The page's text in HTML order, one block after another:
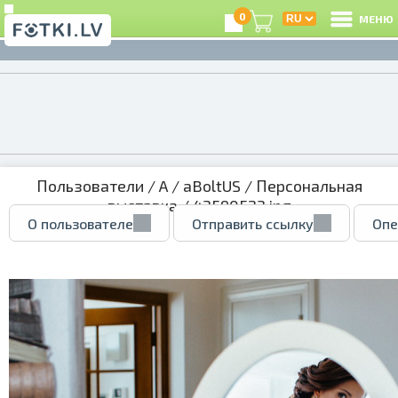
0 МЕНЮ
Пользователи /A/ aBoltUS / Персональная
выставка/ 43590523.jpg
О пользователе Отправить ссылку